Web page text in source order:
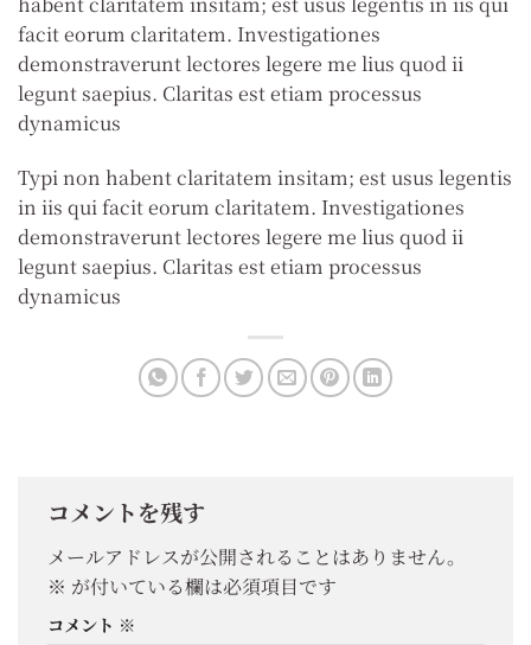
facit eorum claritatem. Investigationes
demonstraverunt lectores legere me lius quod ii
legunt saepius. Claritas est etiam processus
dynamicus
Typi non habent claritatem insitam; est usus legentis
in iis qui facit eorum claritatem. Investigationes
demonstraverunt lectores legere me lius quod ii
legunt saepius. Claritas est etiam processus
dynamicus
コメントを残す
メールアドレスが公開されることはありません。
※ が付いている欄は必須項目です
コメント ※